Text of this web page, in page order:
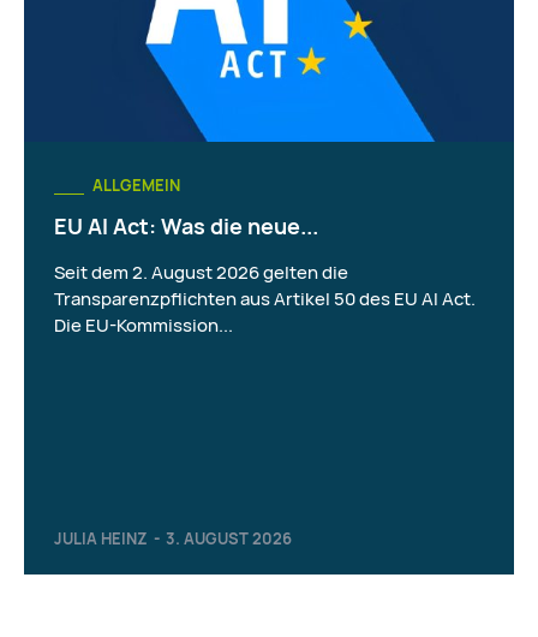
ALLGEMEIN
EU AI Act: Was die neue...
JULIA HEINZ - 3. AUGUST 2026
Seit dem 2. August 2026 gelten die
Transparenzpflichten aus Artikel 50 des EU AI Act.
Die EU-Kommission...